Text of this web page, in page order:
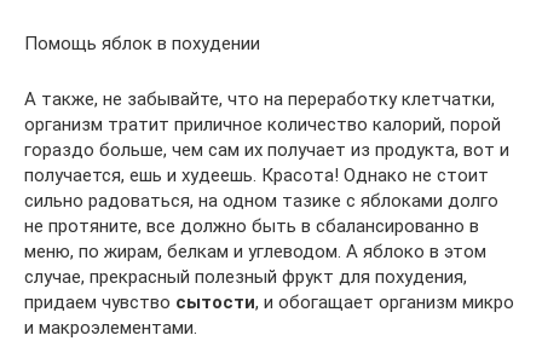
Помощь яблок в похудении
А также, не забывайте, что на переработку клетчатки,
организм тратит приличное количество калорий, порой
гораздо больше, чем сам их получает из продукта, вот и
получается, ешь и худеешь. Красота! Однако не стоит
сильно радоваться, на одном тазике с яблоками долго
не протяните, все должно быть в сбалансированно в
меню, по жирам, белкам и углеводом. А яблоко в этом
случае, прекрасный полезный фрукт для похудения,
придаем чувство сытости, и обогащает организм микро
и макроэлементами.